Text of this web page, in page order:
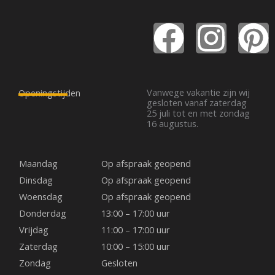
F
a
c
e
b
o
o
k
I
n
s
t
P
i
Openingstijden
Vanwege vakantie zijn wij
gesloten vanaf zaterdag
25 juli tot en met zondag
16 augustus.
Maandag
Op afspraak geopend
Dinsdag
Op afspraak geopend
Woensdag
Op afspraak geopend
Donderdag
13:00 – 17:00 uur
Vrijdag
11:00 – 17:00 uur
Zaterdag
10:00 – 15:00 uur
Zondag
Gesloten